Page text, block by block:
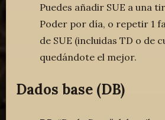
Puedes añadir SUE a una
Poder por día, o repetir 1
de SUE (incluidas TD o de
quedándote el mejor.
Dados base (DB)